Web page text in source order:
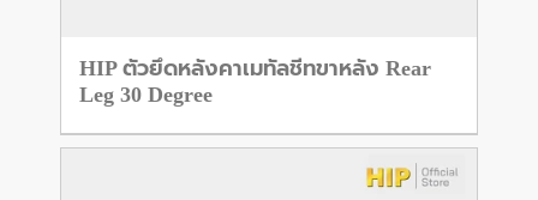
HIP ตัวยึดหลังคาเมทัลชีทขาหลัง Rear
Leg 30 Degree